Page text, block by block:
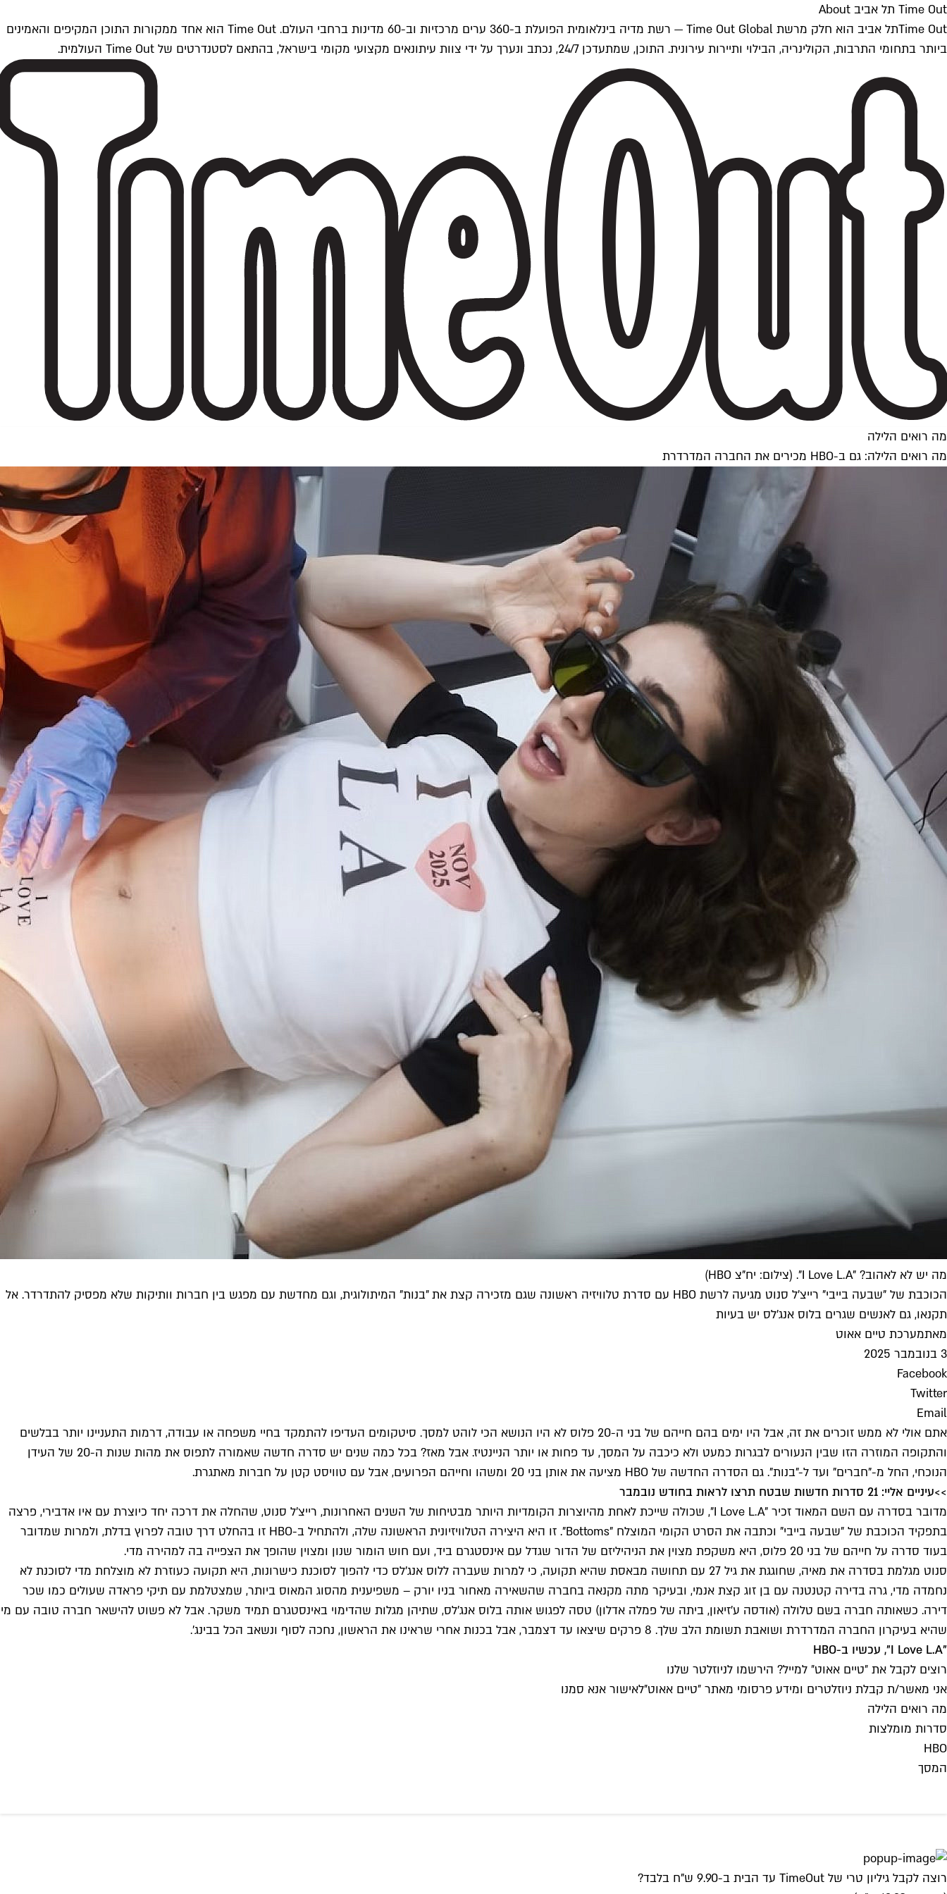
Time Out תל אביב About
Time Outתל אביב הוא חלק מרשת Time Out Global — רשת מדיה בינלאומית הפועלת ב-360 ערים מרכזיות וב-60 מדינות ברחבי העולם. Time Out הוא אחד ממקורות התוכן המקיפים והאמינים
ביותר בתחומי התרבות, הקולינריה, הבילוי ותיירות עירונית. התוכן, שמתעדכן 24/7, נכתב ונערך על ידי צוות עיתונאים מקצועי מקומי בישראל, בהתאם לסטנדרטים של Time Out העולמית.
מה רואים הלילה
מה רואים הלילה: גם ב-HBO מכירים את החברה המדרדרת
מה יש לא לאהוב? "I Love L.A". (צילום: יח"צ HBO)
הכוכבת של "שבעה בייבי" רייצ'ל סנוט מגיעה לרשת HBO עם סדרת טלוויזיה ראשונה שגם מזכירה קצת את "בנות" המיתולוגית, וגם מחדשת עם מפגש בין חברות וותיקות שלא מפסיק להתדרדר. אל
תקנאו, גם לאנשים שגרים בלוס אנג'לס יש בעיות
מאתמערכת טיים אאוט
3 בנובמבר 2025
Facebook
Twitter
Email
אתם אולי לא ממש זוכרים את זה, אבל היו ימים בהם חייהם של בני ה-20 פלוס לא היו הנושא הכי לוהט למסך. סיטקומים העדיפו להתמקד בחיי משפחה או עבודה, דרמות התעניינו יותר בבלשים
והתקופה המוזרה הזו שבין הנעורים לבגרות כמעט ולא כיכבה על המסך, עד פחות או יותר הניינטיז. אבל מאז? בכל כמה שנים יש סדרה חדשה שאמורה לתפוס את מהות שנות ה-20 של העידן
הנוכחי, החל מ-"חברים" ועד ל-"בנות". גם הסדרה החדשה של HBO מציעה את אותן בני 20 ומשהו וחייהם הפרועים, אבל עם טוויסט קטן על חברות מאתגרת.
>>עיניים אליי: 21 סדרות חדשות שבטח תרצו לראות בחודש נובמבר
מדובר בסדרה עם השם המאוד זכיר "I Love L.A", שכולה שייכת לאחת מהיוצרות הקומדיות היותר מבטיחות של השנים האחרונות, רייצ'ל סנוט, שהחלה את דרכה יחד כיוצרת עם איו אדבירי, פרצה
בתפקיד הכוכבת של "שבעה בייבי" וכתבה את הסרט הקומי המוצלח "Bottoms". זו היא היצירה הטלוויזיונית הראשונה שלה, ולהתחיל ב-HBO זו בהחלט דרך טובה לפרוץ בדלת, ולמרות שמדובר
בעוד סדרה על חייהם של בני 20 פלוס, היא משקפת מצוין את הניהיליזם של הדור שגדל עם אינסטגרם ביד, ועם חוש הומור שנון ומצוין שהופך את הצפייה בה למהירה מדי.
סנוט מגלמת בסדרה את מאיה, שחוגגת את גיל 27 עם תחושה מבאסת שהיא תקועה, כי למרות שעברה ללוס אנג'לס כדי להפוך לסוכנת כישרונות, היא תקועה כעוזרת לא מוצלחת מדי לסוכנת לא
נחמדה מדי, גרה בדירה קטנטנה עם בן זוג קצת אנמי, ובעיקר מתה מקנאה בחברה שהשאירה מאחור בניו יורק – משפיענית מהסוג המאוס ביותר, שמצטלמת עם תיקי פראדה שעולים כמו שכר
דירה. כשאותה חברה בשם טלולה (אודסה ע'זיאון, ביתה של פמלה אדלון) טסה לפגוש אותה בלוס אנג'לס, שתיהן מגלות שהדימוי באינסטגרם תמיד משקר. אבל לא פשוט להישאר חברה טובה עם מי
שהיא בעיקרון החברה המדרדרת ושואבת תשומת הלב שלך. 8 פרקים שיצאו עד דצמבר, אבל בכנות אחרי שראינו את הראשון, נחכה לסוף ונשאב הכל בבינג'.
"I Love L.A", עכשיו ב-HBO
רוצים לקבל את ״טיים אאוט״ למייל? הירשמו לניוזלטר שלנו
אני מאשר/ת קבלת ניוזלטרים ומידע פרסומי מאתר ״טיים אאוט״לאישור אנא סמנו
מה רואים הלילה
סדרות מומלצות
HBO
המסך
רוצה לקבל גיליון טרי של TimeOut עד הבית ב-9.90 ש"ח בלבד?